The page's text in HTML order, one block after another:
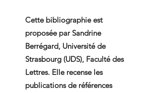
Cette bibliographie est
proposée par Sandrine
Berrégard, Université de
Strasbourg (UDS), Faculté des
Lettres. Elle recense les
publications de références